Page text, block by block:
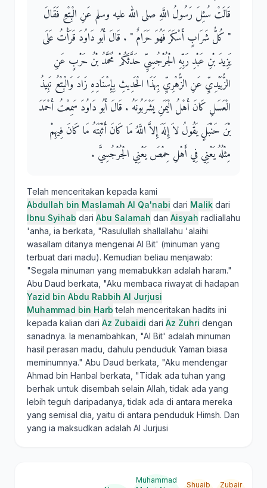
قَالَتْ سُئِلَ رَسُولُ اللَّهِ صلى الله عليه وسلم عَنِ الْبِتْعِ فَقَالَ ‏
"‏ كُلُّ شَرَابٍ أَسْكَرَ فَهُوَ حَرَامٌ ‏"‏ ‏.‏ قَالَ أَبُو دَاوُدَ قَرَأْتُ عَلَى
يَزِيدَ بْنِ عَبْدِ رَبِّهِ الْجُرْجُسِيِّ حَدَّثَكُمْ مُحَمَّدُ بْنُ حَرْبٍ عَنِ
الزُّبَيْدِيِّ عَنِ الزُّهْرِيِّ بِهَذَا الْحَدِيثِ بِإِسْنَادِهِ زَادَ وَالْبِتْعُ نَبِيذُ
الْعَسَلِ كَانَ أَهْلُ الْيَمَنِ يَشْرَبُونَهُ ‏.‏ قَالَ أَبُو دَاوُدَ سَمِعْتُ أَحْمَدَ
بْنَ حَنْبَلٍ يَقُولُ لاَ إِلَهَ إِلاَّ اللَّهُ مَا كَانَ أَثْبَتَهُ مَا كَانَ فِيهِمْ
مِثْلُهُ يَعْنِي فِي أَهْلِ حِمْصَ يَعْنِي الْجُرْجُسِيَّ ‏.‏
Telah menceritakan kepada kami
Abdullah bin Maslamah Al Qa'nabi dari Malik dari
Ibnu Syihab dari Abu Salamah dan Aisyah radliallahu
'anha, ia berkata, "Rasulullah shallallahu 'alaihi
wasallam ditanya mengenai Al Bit' (minuman yang
terbuat dari madu). Kemudian beliau menjawab:
"Segala minuman yang memabukkan adalah haram."
Abu Daud berkata, "Aku membaca riwayat di hadapan
Yazid bin Abdu Rabbih Al Jurjusi
Muhammad bin Harb telah menceritakan hadits ini
kepada kalian dari Az Zubaidi dari Az Zuhri dengan
sanadnya. Ia menambahkan, "Al Bit' adalah minuman
hasil perasan madu, dahulu penduduk Yaman biasa
meminumnya." Abu Daud berkata, "Aku mendengar
Ahmad bin Hanbal berkata, "Tidak ada tuhan yang
berhak untuk disembah selain Allah, tidak ada yang
lebih teguh daripadanya, tidak ada di antara mereka
yang semisal dia, yaitu di antara penduduk Himsh. Dan
yang ia maksudkan adalah Al Jurjusi
Muhammad
Shuaib Zubair